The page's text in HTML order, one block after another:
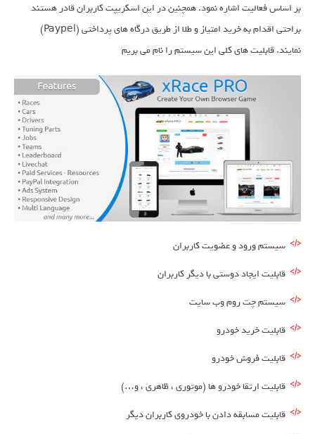
بر اساس فعالیت اشاره نمود. همچنین در این اسکریپت کاربران قادر هستند
براحتی اقدام به خرید امتیاز و طلا از طریق درگاه های پرداختی (Paypel)
نمایند. قابلیت های کلی این سیستم را نام می بریم
سیستم ورود و عضویت کاربران
قابلیت ایجاد دوستی با دیگر کاربران
سیستم چت روم وب سایت
قابلیت خرید خودرو
قابلیت فروش خودرو
قابلیت ارتقا خودرو ها (موتوری ، ظاهری ، و…)
قابلیت مسابقه دادن با خودروی کاربران دیگر